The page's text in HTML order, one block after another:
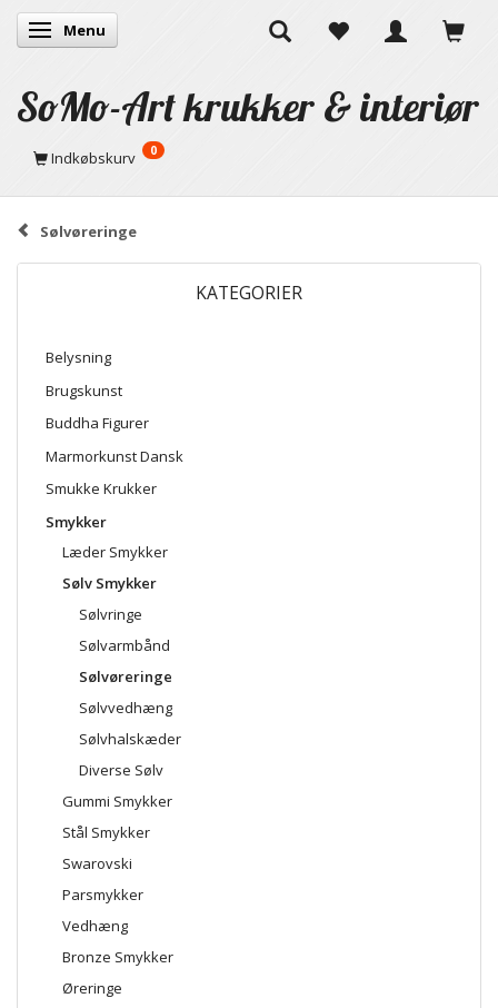
Skifte navigation
Menu
SoMo-Art krukker & interiør
Indkøbskurv 0
Sølvøreringe
KATEGORIER
Belysning
Brugskunst
Buddha Figurer
Marmorkunst Dansk
Smukke Krukker
Smykker
Læder Smykker
Sølv Smykker
Sølvringe
Sølvarmbånd
Sølvøreringe
Sølvvedhæng
Sølvhalskæder
Diverse Sølv
Gummi Smykker
Stål Smykker
Swarovski
Parsmykker
Vedhæng
Bronze Smykker
Øreringe